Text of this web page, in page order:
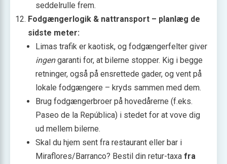
seddelrulle frem.
Fodgængerlogik & nattransport – planlæg de
sidste meter:
Limas trafik er kaotisk, og fodgængerfelter giver
ingengaranti for, at bilerne stopper. Kig i begge
retninger, også på ensrettede gader, og vent på
lokale fodgængere – kryds sammen med dem.
Brug fodgængerbroer på hovedårerne (f.eks.
Paseo de la República) i stedet for at vove dig
ud mellem bilerne.
Skal du hjem sent fra restaurant eller bar i
Miraflores/Barranco? Bestil din retur-taxa fra